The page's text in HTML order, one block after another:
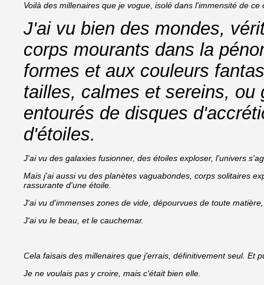
Voilà des millenaires que je vogue, isolé dans l'immensité de ce
J'ai vu bien des mondes,
corps mourants dans la
formes et aux couleurs
tailles, calmes et sereins, ou
entourés de disques
d'étoiles.
J'ai vu des galaxies fusionner, des étoiles exploser, l'univers
Mais j'ai aussi vu des planètes vaguabondes, corps solitaires
rassurante d'une étoile.
J'ai vu d'immenses zones de vide, dépourvues de toute
J'ai vu le beau, et le cauchemar.
Cela faisais des millenaires que j'errais, définitivement seul. Et
Je ne voulais pas y croire, mais c'était bien elle.